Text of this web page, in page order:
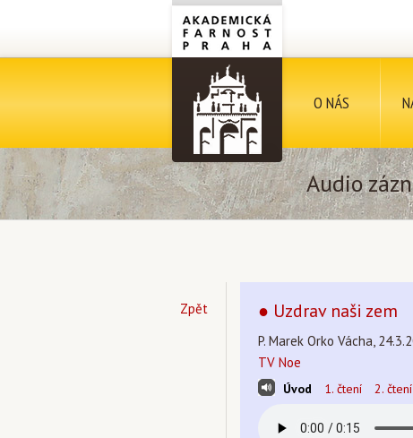
O NÁS
Audio
Zpět ● Uzdrav naši zem
P. Marek Orko Vácha,
TV Noe
Úvod 1. čtení 2. čtení